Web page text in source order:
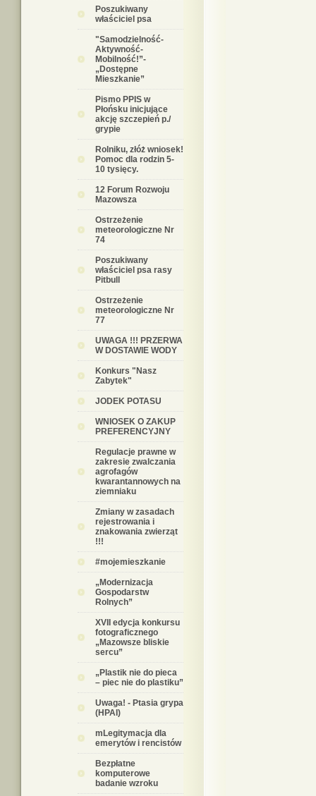
Poszukiwany
właściciel psa
"Samodzielność-
Aktywność-
Mobilność!”-
„Dostępne
Mieszkanie”
Pismo PPIS w
Płońsku inicjujące
akcję szczepień p./
grypie
Rolniku, złóż wniosek!
Pomoc dla rodzin 5-
10 tysięcy.
12 Forum Rozwoju
Mazowsza
Ostrzeżenie
meteorologiczne Nr
74
Poszukiwany
właściciel psa rasy
Pitbull
Ostrzeżenie
meteorologiczne Nr
77
UWAGA !!! PRZERWA
W DOSTAWIE WODY
Konkurs "Nasz
Zabytek"
JODEK POTASU
WNIOSEK O ZAKUP
PREFERENCYJNY
Regulacje prawne w
zakresie zwalczania
agrofagów
kwarantannowych na
ziemniaku
Zmiany w zasadach
rejestrowania i
znakowania zwierząt
!!!
#mojemieszkanie
„Modernizacja
Gospodarstw
Rolnych”
XVII edycja konkursu
fotograficznego
„Mazowsze bliskie
sercu”
„Plastik nie do pieca
– piec nie do plastiku”
Uwaga! - Ptasia grypa
(HPAI)
mLegitymacja dla
emerytów i rencistów
Bezpłatne
komputerowe
badanie wzroku